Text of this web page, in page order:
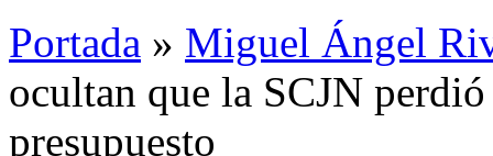
Portada » Miguel Ángel
ocultan que la SCJN
presupuesto